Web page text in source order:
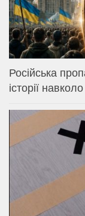
Російська
історії